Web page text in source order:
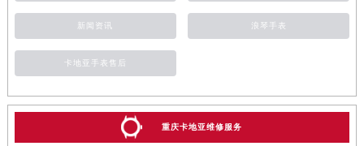
新闻资讯 浪琴手表
卡地亚手表售后
重庆卡地亚维修服务